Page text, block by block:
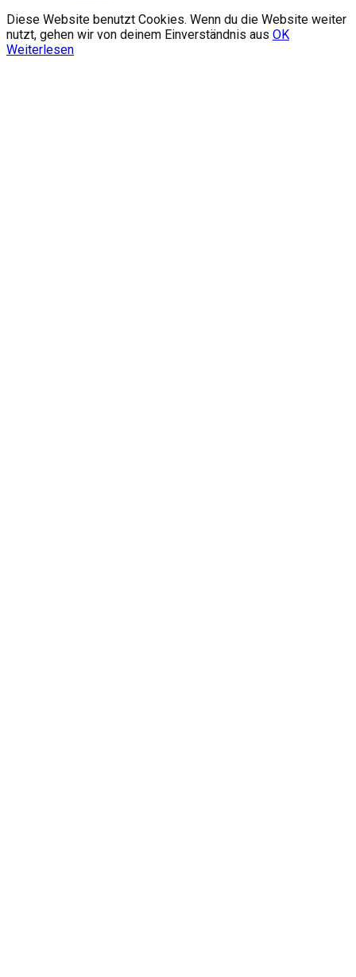
Diese Website benutzt Cookies. Wenn du die Website weiter
nutzt, gehen wir von deinem Einverständnis aus OK
Weiterlesen